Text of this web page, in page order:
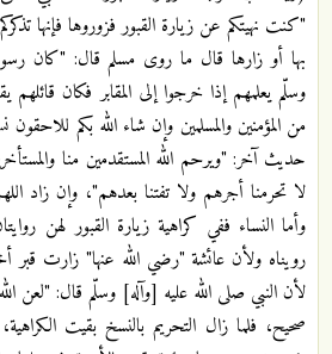
"كنت نهيتكم عن زيارة القبور فزوروها فإنها
بها أو زارها قال ما روى مسلم قال: "كان
وسلّم يعلمهم إذا خرجوا إلى المقابر فكان قائلهم
من المؤمنين والمسلمين وإن شاء الله بكم للاحقون
حديث آخر: "ويرحم الله المستقدمين منا
لا تحرمنا أجرهم ولا تفتنا بعدهم"، وإن زاد
وأما النساء ففي كراهية زيارة القبور لهن
رويناه ولأن عائشة "رضي الله عنها" زارت قبر
لأن النبي صلى الله عليه [وآله] وسلّم قال: "لعن
صحيح، فلما زال التحريم بالنسخ بقيت